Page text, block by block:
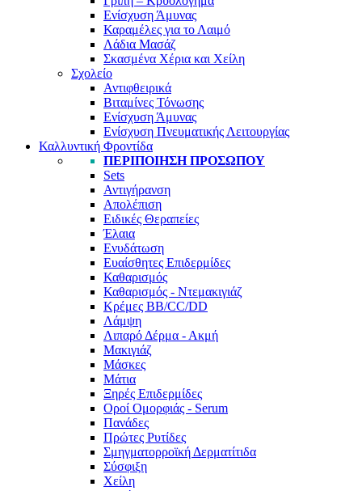
Ενίσχυση Άμυνας
Καραμέλες για το Λαιμό
Λάδια Μασάζ
Σκασμένα Χέρια και Χείλη
Σχολείο
Αντιφθειρικά
Βιταμίνες Τόνωσης
Ενίσχυση Άμυνας
Ενίσχυση Πνευματικής Λειτουργίας
Καλλυντική Φροντίδα
ΠΕΡΙΠΟΊΗΣΗ ΠΡΟΣΏΠΟΥ
Sets
Αντιγήρανση
Απολέπιση
Ειδικές Θεραπείες
Έλαια
Ενυδάτωση
Ευαίσθητες Επιδερμίδες
Καθαρισμός
Καθαρισμός - Ντεμακιγιάζ
Κρέμες BB/CC/DD
Λάμψη
Λιπαρό Δέρμα - Ακμή
Μακιγιάζ
Μάσκες
Μάτια
Ξηρές Επιδερμίδες
Οροί Ομορφιάς - Serum
Πανάδες
Πρώτες Ρυτίδες
Σμηγματορροϊκή Δερματίτιδα
Σύσφιξη
Χείλη